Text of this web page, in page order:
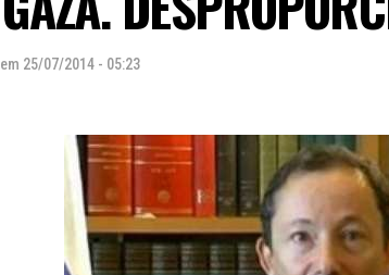
em 25/07/2014 - 05:23